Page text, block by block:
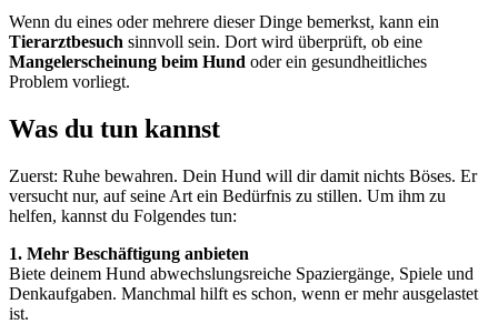
Wenn du eines oder mehrere dieser Dinge bemerkst, kann ein
Tierarztbesuch sinnvoll sein. Dort wird überprüft, ob eine
Mangelerscheinung beim Hund oder ein gesundheitliches
Problem vorliegt.
Was du tun kannst
Zuerst: Ruhe bewahren. Dein Hund will dir damit nichts Böses. Er
versucht nur, auf seine Art ein Bedürfnis zu stillen. Um ihm zu
helfen, kannst du Folgendes tun:
1. Mehr Beschäftigung anbieten
Biete deinem Hund abwechslungsreiche Spaziergänge, Spiele und
Denkaufgaben. Manchmal hilft es schon, wenn er mehr ausgelastet
ist.